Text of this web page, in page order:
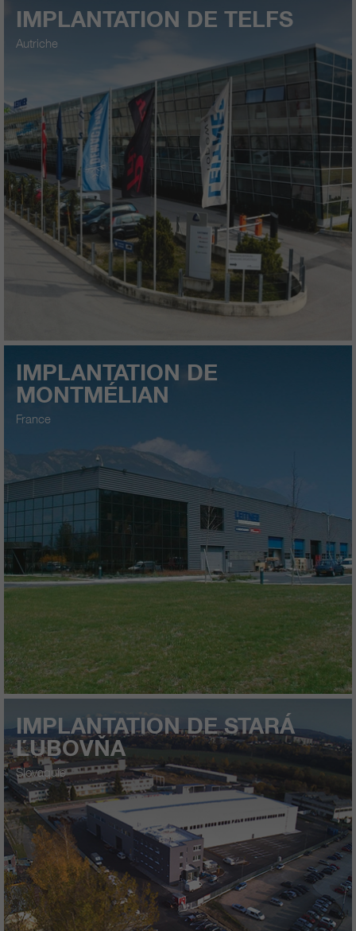
IMPLANTATION DE TELFS
Autriche
IMPLANTATION DE
MONTMÉLIAN
France
IMPLANTATION DE STARÁ
ĽUBOVŇA
Slovaquie